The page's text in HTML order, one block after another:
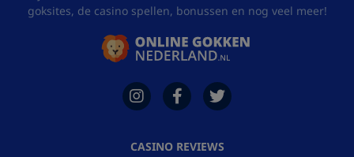
goksites, de casino spellen, bonussen en nog veel meer!
CASINO REVIEWS